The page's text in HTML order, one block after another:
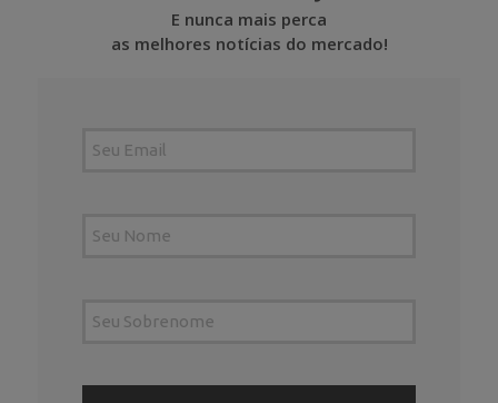
E nunca mais perca
as melhores notícias do mercado!